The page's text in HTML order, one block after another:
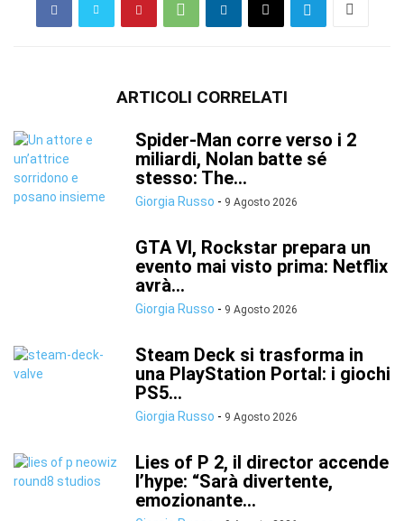
ARTICOLI CORRELATI
Spider-Man corre verso i 2
miliardi, Nolan batte sé
stesso: The...
Giorgia Russo - 9 Agosto 2026
GTA VI, Rockstar prepara un
evento mai visto prima: Netflix
avrà...
Giorgia Russo - 9 Agosto 2026
Steam Deck si trasforma in
una PlayStation Portal: i giochi
PS5...
Giorgia Russo - 9 Agosto 2026
Lies of P 2, il director accende
l’hype: “Sarà divertente,
emozionante...